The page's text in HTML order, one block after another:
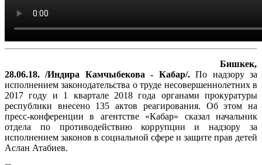
Бишкек,
28.06.18. /Индира Камчыбекова - Кабар/.По надзору за
исполнением законодательства о труде несовершеннолетних в
2017 году и 1 квартале 2018 года органами прокуратуры
республики внесено 135 актов реагирования. Об этом на
пресс-конференции в агентстве «Кабар» сказал начальник
отдела по противодействию коррупции и надзору за
исполнением законов в социальной сфере и защите прав детей
Аслан Атабиев.